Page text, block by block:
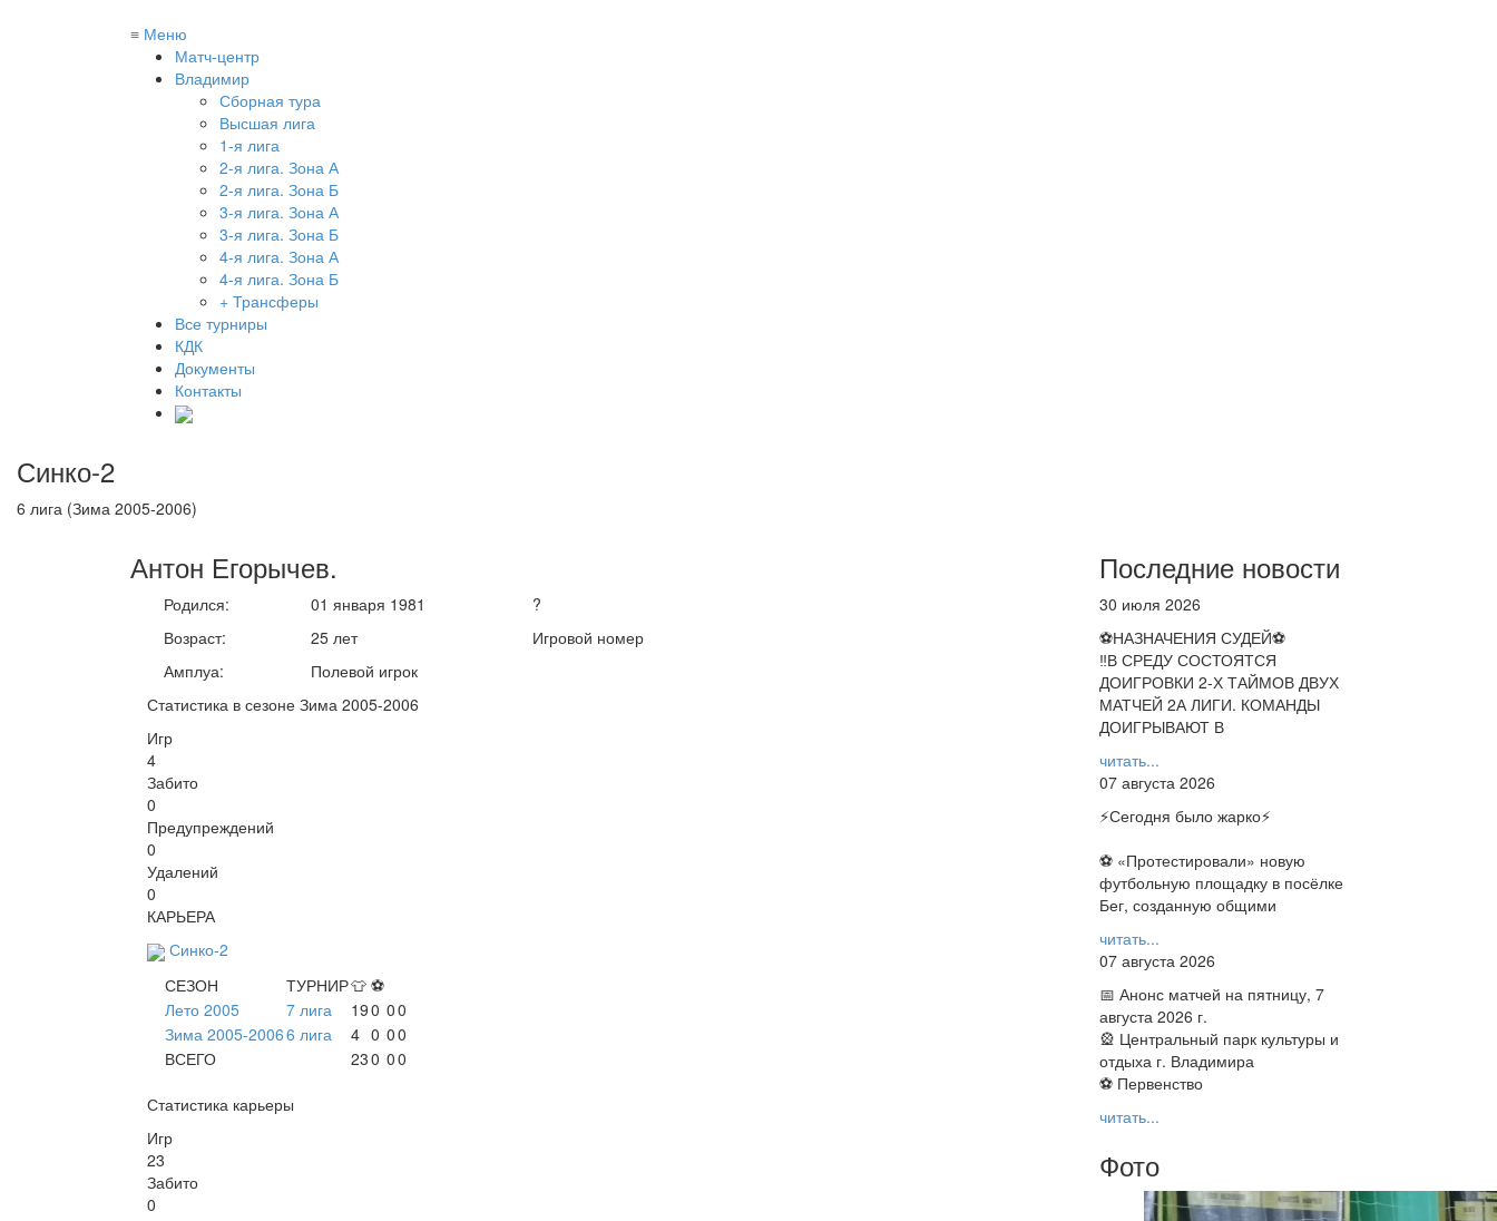
≡ Меню
Матч-центр
Владимир
Сборная тура
Высшая лига
1-я лига
2-я лига. Зона А
2-я лига. Зона Б
3-я лига. Зона А
3-я лига. Зона Б
4-я лига. Зона А
4-я лига. Зона Б
+ Трансферы
Все турниры
КДК
Документы
Контакты
Синко-2
6 лига (Зима 2005-2006)
Антон Егорычев.
Родился:
Возраст:
Амплуа:
01 января 1981
25 лет
Полевой игрок
?
Игровой номер
Статистика в сезоне Зима 2005-2006
Игр
4
Забито
0
Предупреждений
0
Удалений
0
КАРЬЕРА
Синко-2
СЕЗОН
ТУРНИР👕 ⚽
Лето 2005
7 лига 190 00
Зима 2005-20066 лига 4 0 00
ВСЕГО
230 00
Статистика карьеры
Игр
23
Забито
0
Последние новости
30 июля 2026
⚽НАЗНАЧЕНИЯ СУДЕЙ⚽
‼В СРЕДУ СОСТОЯТСЯ
ДОИГРОВКИ 2-Х ТАЙМОВ ДВУХ
МАТЧЕЙ 2А ЛИГИ. КОМАНДЫ
ДОИГРЫВАЮТ В
читать...
07 августа 2026
⚡️Сегодня было жарко⚡️
⚽ ️«Протестировали» новую
футбольную площадку в посёлке
Бег, созданную общими
читать...
07 августа 2026
📅 Анонс матчей на пятницу, 7
августа 2026 г.
🎡 Центральный парк культуры и
отдыха г. Владимира
⚽ Первенство
читать...
Фото